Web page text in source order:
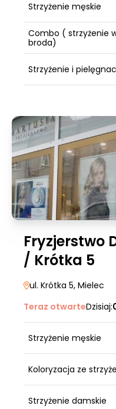
Strzyżenie męskie
Combo ( strzyżenie
broda)
Strzyżenie i
Fryzjerstwo
/ Krótka 5
ul. Krótka 5, Mielec
Teraz otwarteDzisiaj:
Strzyżenie męskie
Koloryzacja ze
Strzyżenie damskie